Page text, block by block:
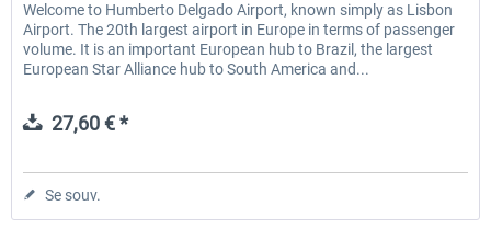
0,00 € * 35,99 € *
Welcome to Humberto Delgado Airport, known simply as Lisbon
Airport. The 20th largest airport in Europe in terms of passenger
volume. It is an important European hub to Brazil, the largest
European Star Alliance hub to South America and...
27,60 € *
Se souv.